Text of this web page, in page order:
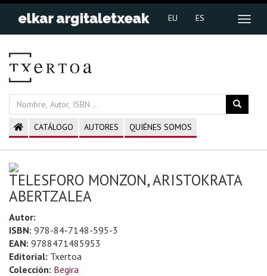
EU ES
CATÁLOGO AUTORES QUIÉNES SOMOS
TELESFORO MONZON, ARISTOKRATA
ABERTZALEA
Autor:
ISBN: 978-84-7148-595-3
EAN: 9788471485953
Editorial: Txertoa
Colección: Begira